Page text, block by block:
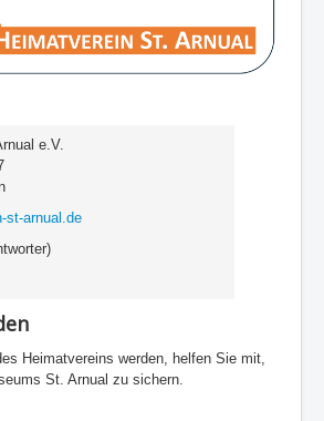
Datenschutz
VERKANNTE KÜNSTLERIN
e.V.
st-arnual.de
Heimatvereins werden, helfen Sie mit,
St. Arnual zu sichern.